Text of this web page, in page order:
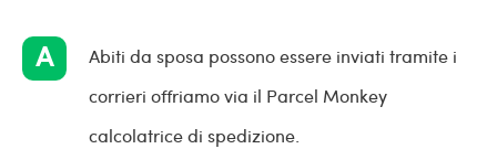
Abiti da sposa possono essere inviati tramite i
corrieri offriamo via il Parcel Monkey
calcolatrice di spedizione.